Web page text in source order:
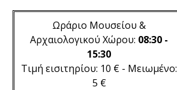
Ωράριο Μουσείου &
Αρχαιολογικού Χώρου: 08:30 -
15:30
Τιμή εισιτηρίου: 10 € - Μειωμένο:
5 €